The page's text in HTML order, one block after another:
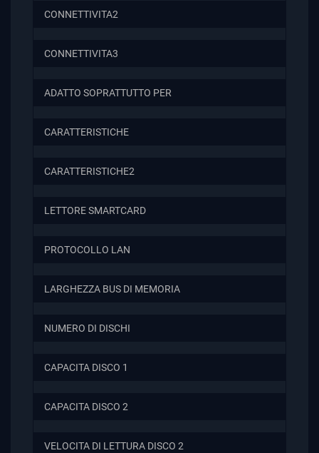
CONNETTIVITA2
CONNETTIVITA3
ADATTO SOPRATTUTTO PER
CARATTERISTICHE
CARATTERISTICHE2
LETTORE SMARTCARD
PROTOCOLLO LAN
LARGHEZZA BUS DI MEMORIA
NUMERO DI DISCHI
CAPACITA DISCO 1
CAPACITA DISCO 2
VELOCITA DI LETTURA DISCO 2